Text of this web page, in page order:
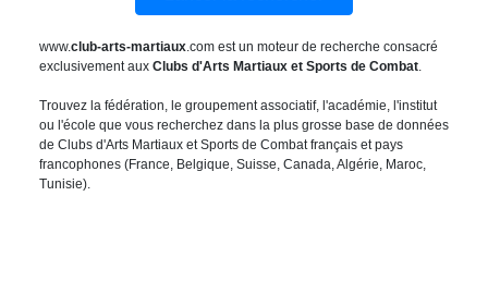
www.club-arts-martiaux.com est un moteur de recherche consacré
exclusivement aux Clubs d'Arts Martiaux et Sports de Combat.
Trouvez la fédération, le groupement associatif, l'académie, l'institut
ou l'école que vous recherchez dans la plus grosse base de données
de Clubs d'Arts Martiaux et Sports de Combat français et pays
francophones (France, Belgique, Suisse, Canada, Algérie, Maroc,
Tunisie).